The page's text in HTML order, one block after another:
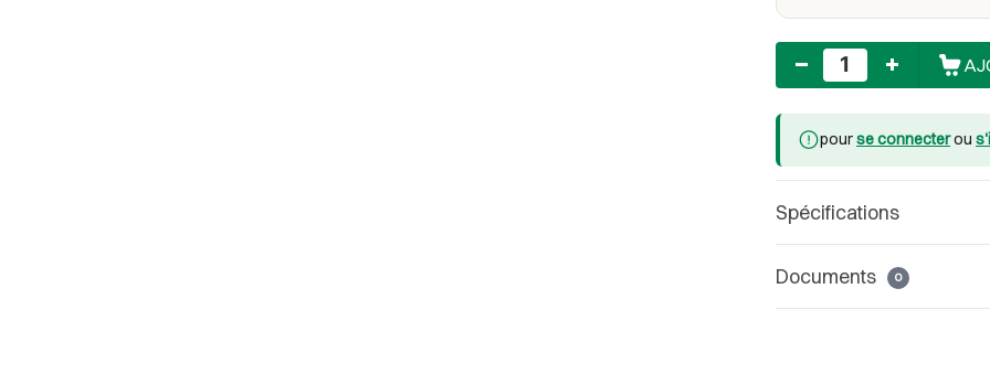
Nombre
pourse connecterou
Spécifications
Documents 0